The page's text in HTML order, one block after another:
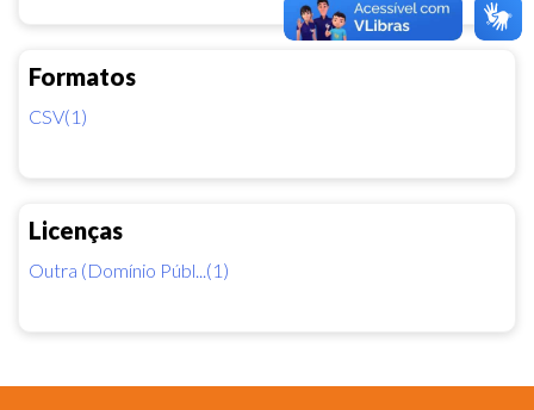
Formatos
CSV(1)
Licenças
Outra (Domínio Públ...(1)